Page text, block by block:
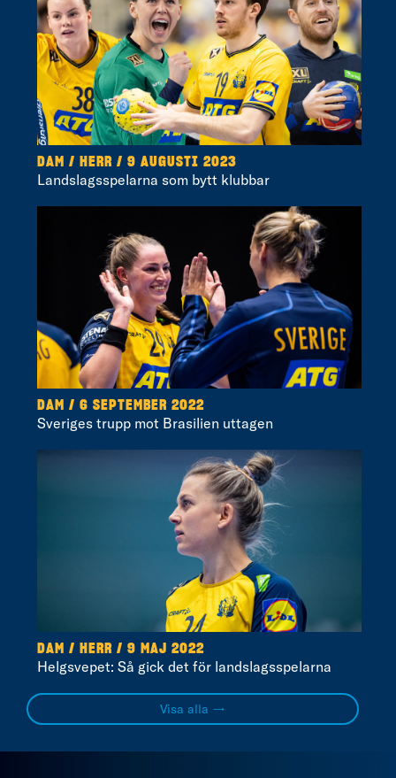
DAM / HERR / 9 AUGUSTI 2023
Landslagsspelarna som bytt klubbar
DAM / 6 SEPTEMBER 2022
Sveriges trupp mot Brasilien uttagen
DAM / HERR / 9 MAJ 2022
Helgsvepet: Så gick det för landslagsspelarna
Visa alla →